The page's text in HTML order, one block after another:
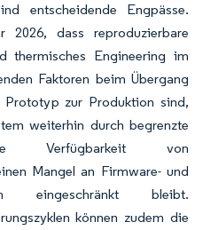
entscheidende Engpässe.
dass reproduzierbare
thermisches Engineering im
Faktoren beim Übergang
zur Produktion sind,
weiterhin durch begrenzte
die Verfügbarkeit von
Mangel an Firmware- und
eingeschränkt bleibt.
können zudem die